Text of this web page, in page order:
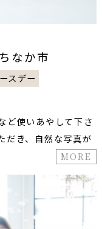
なか市
スデー
ど使いあやして下さ
だき、自然な写真が
MORE